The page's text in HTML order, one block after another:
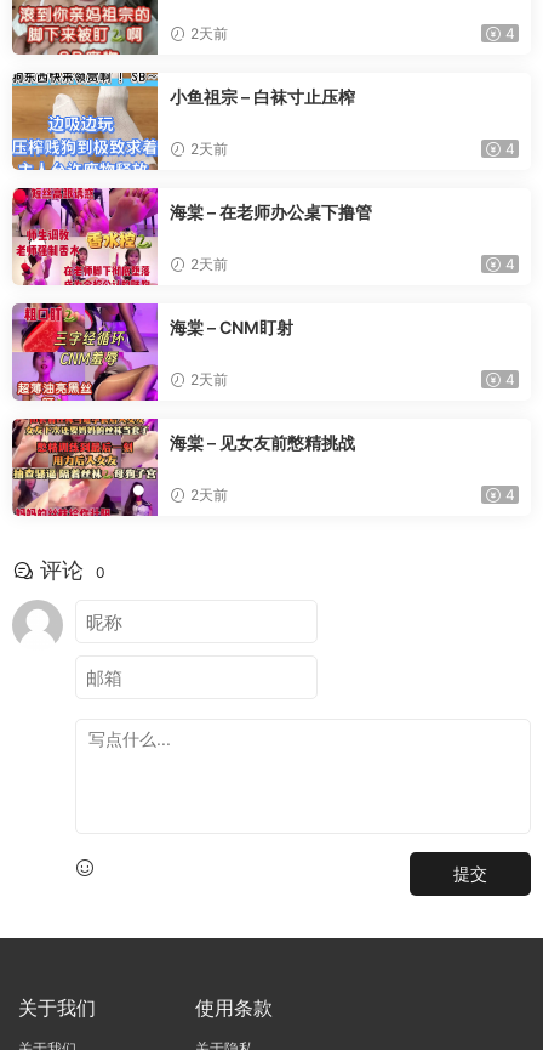
2天前 4
小鱼祖宗 – 白袜寸止压榨
2天前 4
海棠 – 在老师办公桌下撸管
2天前 4
海棠 – CNM盯射
2天前 4
海棠 – 见女友前憋精挑战
2天前 4
评论 0
提交
关于我们 使用条款